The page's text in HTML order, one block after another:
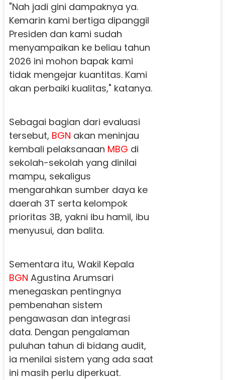
"Nah jadi gini dampaknya ya.
Kemarin kami bertiga dipanggil
Presiden dan kami sudah
menyampaikan ke beliau tahun
2026 ini mohon bapak kami
tidak mengejar kuantitas. Kami
akan perbaiki kualitas," katanya.
Sebagai bagian dari evaluasi
tersebut, BGN akan meninjau
kembali pelaksanaan MBG di
sekolah-sekolah yang dinilai
mampu, sekaligus
mengarahkan sumber daya ke
daerah 3T serta kelompok
prioritas 3B, yakni ibu hamil, ibu
menyusui, dan balita.
Sementara itu, Wakil Kepala
BGN Agustina Arumsari
menegaskan pentingnya
pembenahan sistem
pengawasan dan integrasi
data. Dengan pengalaman
puluhan tahun di bidang audit,
ia menilai sistem yang ada saat
ini masih perlu diperkuat.